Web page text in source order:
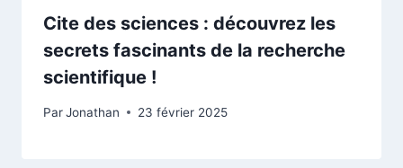
Cite des sciences : découvrez les
secrets fascinants de la recherche
scientifique !
ParJonathan 23 février 2025